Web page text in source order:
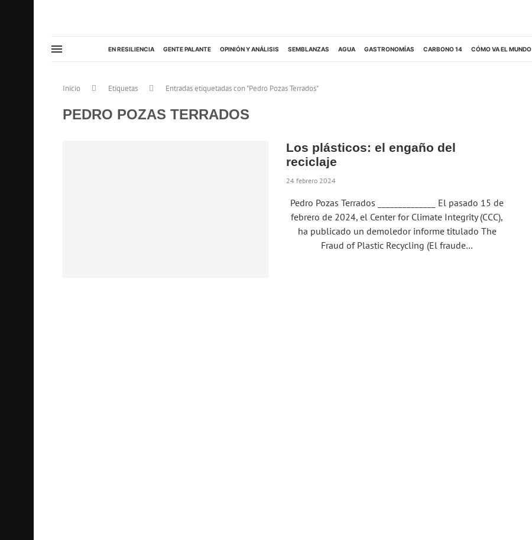
EN RESILIENCIA GENTE PALANTE OPINIÓN Y ANÁLISIS SEMBLANZAS AGUA GASTRONOMÍAS CARBONO 14 CÓMO VA EL MUNDO
Inicio Etiquetas Entradas etiquetadas con "Pedro Pozas Terrados"
PEDRO POZAS TERRADOS
Los plásticos: el engaño del
reciclaje
24 febrero 2024
Pedro Pozas Terrados ______________ El pasado 15 de
febrero de 2024, el Center for Climate Integrity (CCC),
ha publicado un demoledor informe titulado The
Fraud of Plastic Recycling (El fraude…